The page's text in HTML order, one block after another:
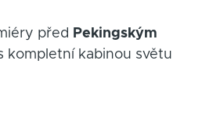
před Pekingským
kompletní kabinou světu